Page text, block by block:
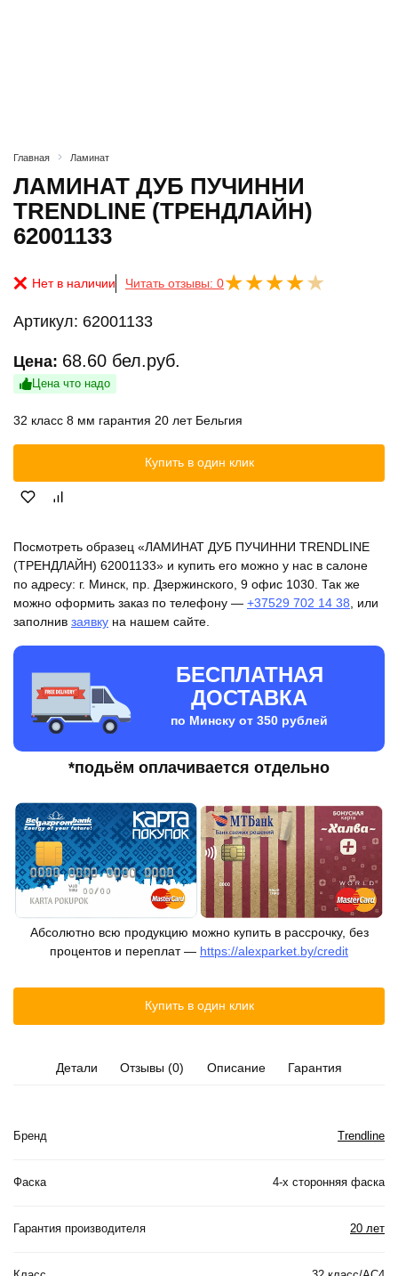
Главная Ламинат
ЛАМИНАТ ДУБ ПУЧИННИ
TRENDLINE (ТРЕНДЛАЙН)
62001133
Нет в наличии Читать отзывы: 0
Артикул: 62001133
Цена: 68.60 бел.руб.
Цена что надо
32 класс 8 мм гарантия 20 лет Бельгия
Купить в один клик
Посмотреть образец «ЛАМИНАТ ДУБ ПУЧИННИ TRENDLINE
(ТРЕНДЛАЙН) 62001133» и купить его можно у нас в салоне
по адресу: г. Минск, пр. Дзержинского, 9 офис 1030. Так же
можно оформить заказ по телефону — +37529 702 14 38, или
заполнив заявку на нашем сайте.
БЕСПЛАТНАЯ
ДОСТАВКА
по Минску от 350 рублей
*подьём оплачивается отдельно
Абсолютно всю продукцию можно купить в рассрочку, без
процентов и переплат — https://alexparket.by/credit
Купить в один клик
Детали Отзывы (0) Описание Гарантия
Бренд Trendline
Фаска 4-х сторонняя фаска
Гарантия производителя 20 лет